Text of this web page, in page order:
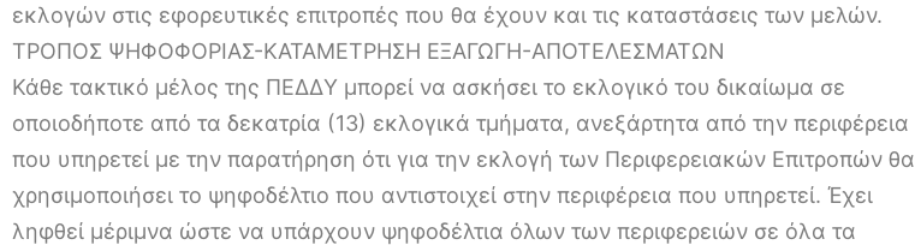
εκλογών στις εφορευτικές επιτροπές που θα έχουν και τις καταστάσεις των μελών.
ΤΡΟΠΟΣ ΨΗΦΟΦΟΡΙΑΣ-ΚΑΤΑΜΕΤΡΗΣΗ ΕΞΑΓΩΓΗ-ΑΠΟΤΕΛΕΣΜΑΤΩΝ
Κάθε τακτικό μέλος της ΠΕΔΔΥ μπορεί να ασκήσει το εκλογικό του δικαίωμα σε
οποιοδήποτε από τα δεκατρία (13) εκλογικά τμήματα, ανεξάρτητα από την περιφέρεια
που υπηρετεί με την παρατήρηση ότι για την εκλογή των Περιφερειακών Επιτροπών θα
χρησιμοποιήσει το ψηφοδέλτιο που αντιστοιχεί στην περιφέρεια που υπηρετεί. Έχει
ληφθεί μέριμνα ώστε να υπάρχουν ψηφοδέλτια όλων των περιφερειών σε όλα τα